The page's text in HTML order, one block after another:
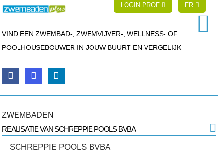
LOGIN PROF FR
VIND EEN ZWEMBAD-, ZWEMVIJVER-, WELLNESS- OF
POOLHOUSEBOUWER IN JOUW BUURT EN VERGELIJK!
ZWEMBADEN
REALISATIE VAN SCHREPPIE POOLS BVBA
SCHREPPIE POOLS BVBA